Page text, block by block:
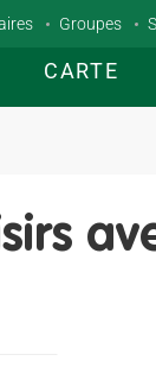
CARTE
Groupes